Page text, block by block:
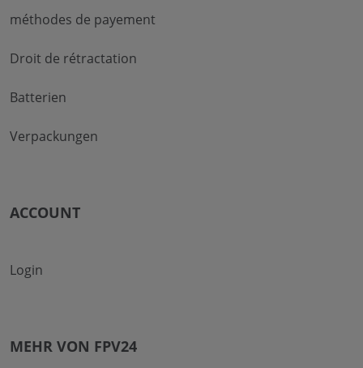
méthodes de payement
Droit de rétractation
Batterien
Verpackungen
ACCOUNT
Login
MEHR VON FPV24